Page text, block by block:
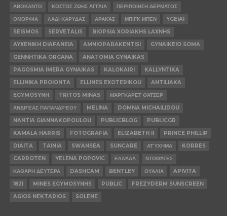
ΑΒΟΚΑΝΤΟ
ΚΟΣΤΟΣ ΖΩΗΣ ΑΓΓΛΙΑ
ΠΕΡΙΠΟΙΗΣΗ ΔΕΡΜΑΤΟΣ
ΟΜΟΡΦΙΑ
ΛΑΔΙ ΚΑΡΥΔΑΣ ΑΡΑΚΆΣ ΜΠΙΓΚ ΜΠΕΝ
YGEIA1
SEISMOS
SERVETALIS
BIOPSIA XORIAKHS LAXNHS
AYXENIKH DIAFANEIA
AMNIOPARAKENTISI
GYNAIKEIO SOMA
GENNHTIKA ORGANA
ANATOMIA GYNAIKAS
PAGOSMIA IMERA GYNAIKAS
KALOKAIRI
KALLYNTIKA
ELLINIKA PROIONTA
ELLINES EXOTERIKOU
ANTILIAKA
EGYMOSYNH
TRITOS MINAS
ΜΆΡΓΚΑΡΕΤ ΘΆΤΣΕΡ
ΑΝΔΡΈΑΣ ΠΑΠΑΝΔΡΈΟΥ
MELINA
DOMNA MICHAILIDOU
NANTIA GIANNAKOPOULOU
PUBLICBLOG
PUBLICGR
KAMALA HARRIS
FOTOGRAFIA ELIZABETH II
PRINCE PHILLIP
DIAITA
TAINIA SWANSEA SUNCARE ΑΤΎΧΗΜΑ
KORRES
CARROTEN
YELENA POPOVIC ΕΛΛΆΔΑ
ΝΤΟΜΆΤΕΣ
ΚΑΘΑΡΗ ΔΕΥΤΕΡΑ
DASHCAM BENTLEY ΟΥΑΛΙΑ
APIVITA
1821
MINES EGYMOSYNHS PUBLIC
FREZYDERM SUNSCREEN
AGIOS NEKTARIOS
SOLENE